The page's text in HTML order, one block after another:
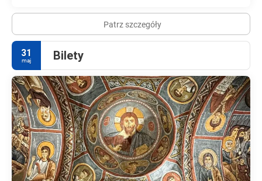
Patrz szczegóły
31
maj Bilety